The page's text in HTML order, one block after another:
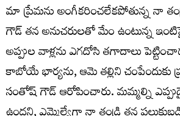
మా ప్రేమను అంగీకరించలేకపోతున్న నా
గౌడ్ తన అనుచరులతో మేం ఉంటున్న
అప్పుల వాళ్లను ఎగదోసి తగాదాలు
కాబోయే భార్యను, ఆమె తల్లిని చంపేందుకు
సంతోష్ గౌడ్ ఆరోపించారు. మమ్మల్ని